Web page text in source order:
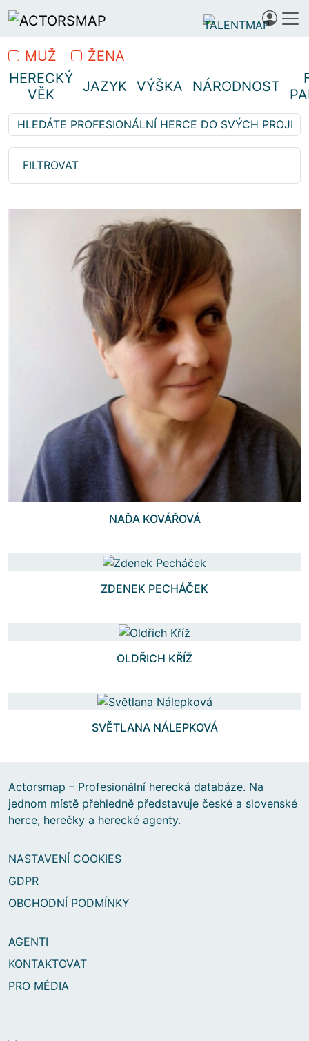
MUŽ
ŽENA
HERECKÝ
VĚK
JAZYK VÝŠKA NÁRODNOST
FILTROVAT
NAĎA KOVÁŘOVÁ
ZDENEK PECHÁČEK
OLDŘICH KŘÍŽ
SVĚTLANA NÁLEPKOVÁ
Actorsmap – Profesionální herecká databáze. Na
jednom místě přehledně představuje české a slovenské
herce, herečky a herecké agenty.
NASTAVENÍ COOKIES
GDPR
OBCHODNÍ PODMÍNKY
AGENTI
KONTAKTOVAT
PRO MÉDIA